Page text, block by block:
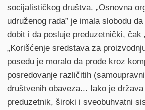
socijalističkog društva. „Osnovna
udruženog rada” je imala slobodu
dobit i da posluje preduzetnički, čak
„Korišćenje sredstava za
posedu je moralo da prođe kroz
posredovanje različitih
društvenih obaveza... Iako je
preduzetnik, široki i sveobuhvatni